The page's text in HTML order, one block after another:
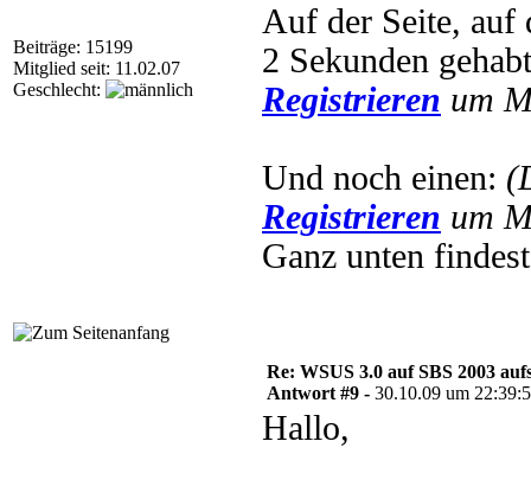
Beiträge: 15199
Mitglied seit: 11.02.07
Geschlecht:
Auf der Seite, auf
2 Sekunden
Registrieren um
Und noch einen:
Registrieren um
Ganz unten
Re: WSUS 3.0 auf SBS 2003
Antwort #9 - 30.10.09 um
Hallo,